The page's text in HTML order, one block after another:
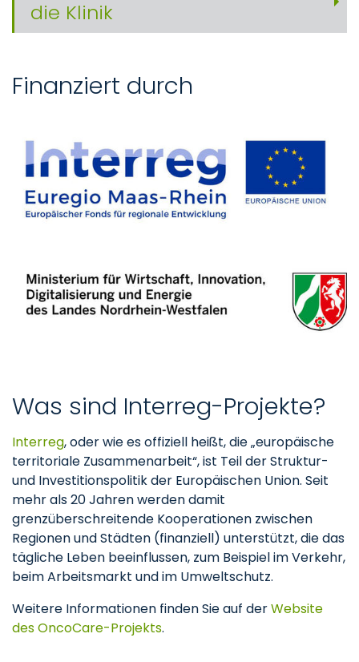
die Klinik
Finanziert durch
Was sind Interreg-Projekte?
Interreg, oder wie es offiziell heißt, die „europäische
territoriale Zusammenarbeit“, ist Teil der Struktur-
und Investitionspolitik der Europäischen Union. Seit
mehr als 20 Jahren werden damit
grenzüberschreitende Kooperationen zwischen
Regionen und Städten (finanziell) unterstützt, die das
tägliche Leben beeinflussen, zum Beispiel im Verkehr,
beim Arbeitsmarkt und im Umweltschutz.
Weitere Informationen finden Sie auf derWebsite
des OncoCare-Projekts.